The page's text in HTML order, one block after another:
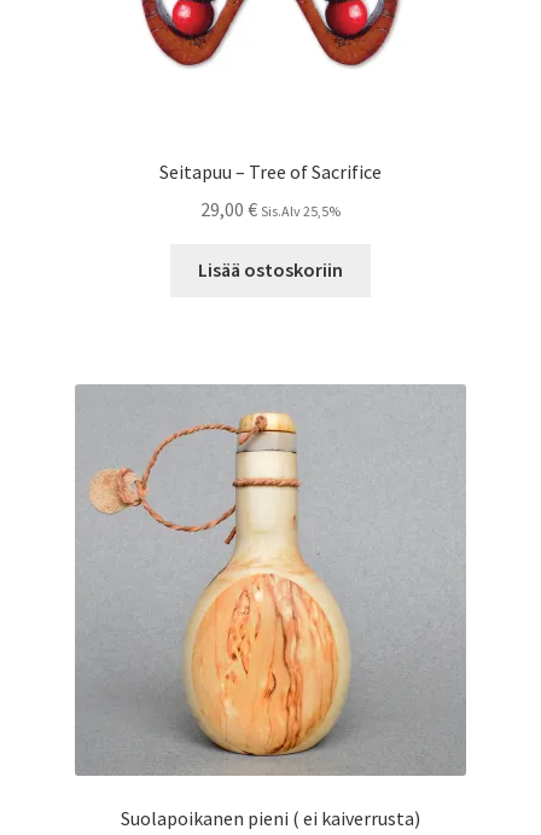
Seitapuu – Tree of Sacrifice
29,00 € Sis.Alv 25,5%
Lisää ostoskoriin
Suolapoikanen pieni ( ei kaiverrusta)